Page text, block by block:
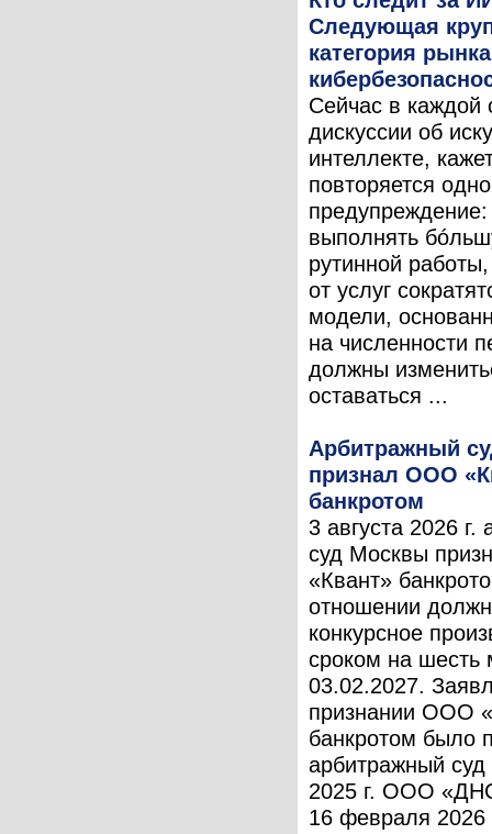
Следующая
категория рынка
Сейчас в каждой
дискуссии об
интеллекте,
повторяется
выполнять
рутинной
от услуг
модели,
на численности
должны
оставаться ...
Арбитражный
признал ООО
банкротом
3 августа 2026 г.
суд Москвы
«Квант»
отношении
конкурсное
сроком на шесть
03.02.2027.
признании ООО
банкротом было
арбитражный
2025 г. ООО
16 февраля 2026